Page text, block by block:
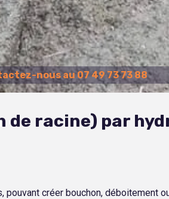
nous au 07 49 73 73 88
racine) par
créer bouchon, déboitement